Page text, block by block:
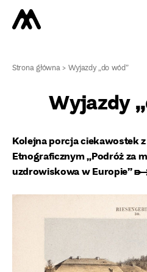
Strona główna>Wyjazdy „do wód”
Wyjazdy
Kolejna porcja ciekawostek z
Etnograficznym „Podróż za
uzdrowiskowa w Europie”